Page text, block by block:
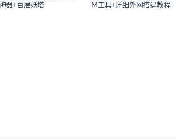
器+百层妖塔
M工具+详细外网搭建教程